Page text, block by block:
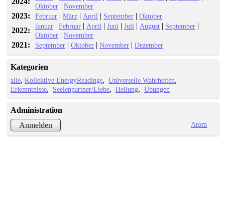
Oktober |November
2023: Februar |März |April September |Oktober
2022: Januar |Februar |April |Juni |Juli |August September
Oktober |November
2021: September |Oktober |November |Dezember
Kategorien
alle Kollektive EnergyReadings
Universelle Wahrheiten
Erkenntnisse
Seelenpartner/Liebe Heilung Übungen
Administration
Anmelden
Atom